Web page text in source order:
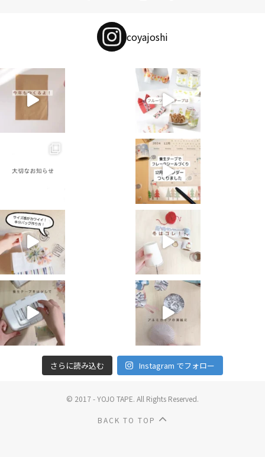
coyajoshi
さらに読み込む Instagram でフォロー
© 2017 - YOJO TAPE. All Rights Reserved.
BACK TO TOP